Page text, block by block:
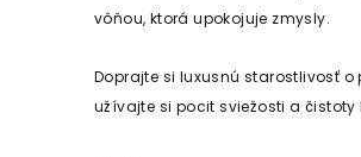
vôňou, ktorá upokojuje zmysly.
Doprajte si luxusnú starostlivosť
užívajte si pocit sviežosti a čistoty